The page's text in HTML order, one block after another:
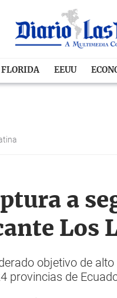
FLORIDA EEUU
a
Los
objetivo de
provincias de